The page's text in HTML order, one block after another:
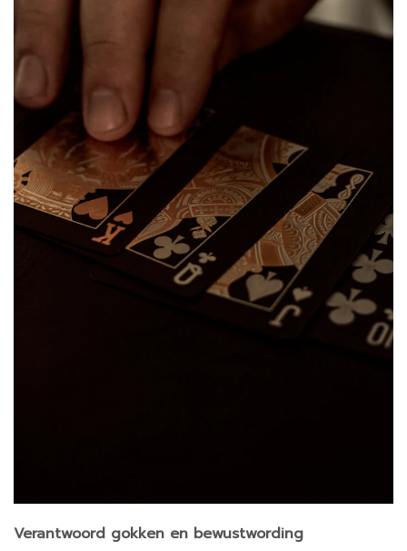
Verantwoord gokken en bewustwording